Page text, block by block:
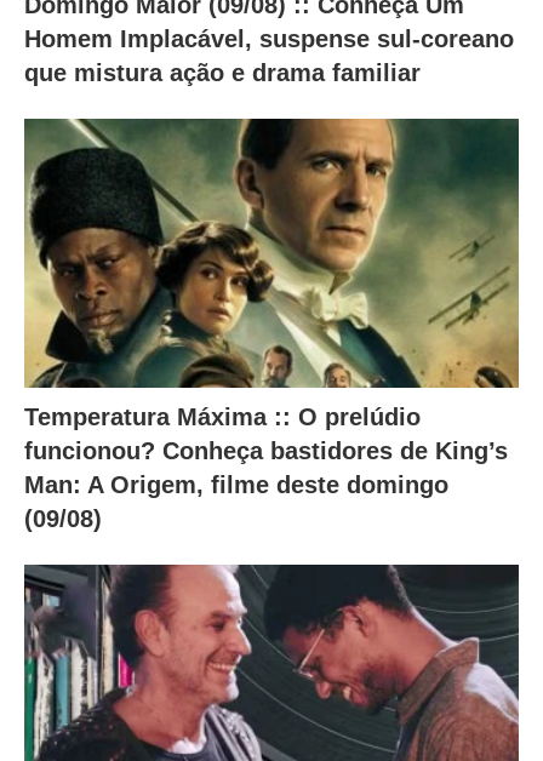
a
b
a
i
o
.
Homem Implacável, suspense sul-coreano
que mistura ação e drama familiar
Temperatura Máxima :: O prelúdio
funcionou? Conheça bastidores de King’s
Man: A Origem, filme deste domingo
(09/08)